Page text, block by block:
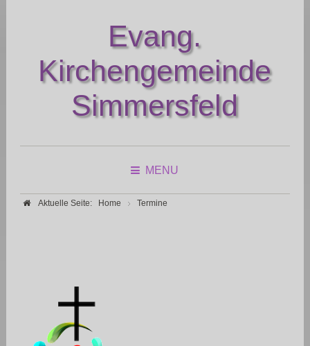
Evang.
Kirchengemeinde
Simmersfeld
MENU
Aktuelle Seite: Home Termine